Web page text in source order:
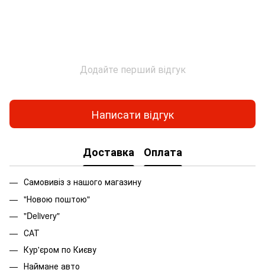
Додайте перший відгук
Написати відгук
Доставка Оплата
Самовивіз з нашого магазину
"Новою поштою"
"Delivery"
САТ
Кур'єром по Києву
Наймане авто